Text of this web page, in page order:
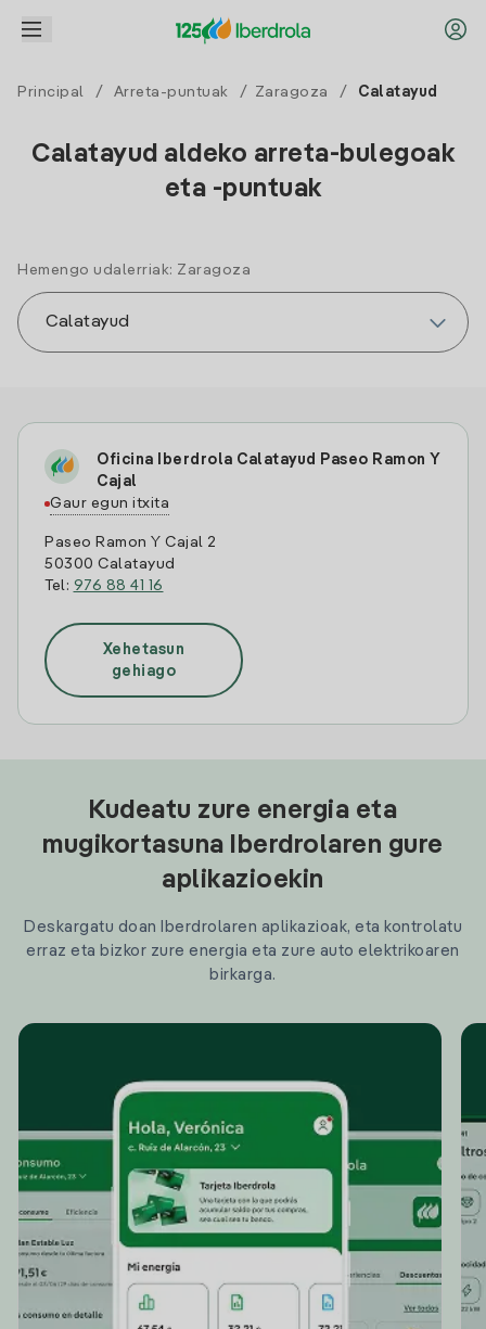
Principal / Arreta-puntuak / Zaragoza / Calatayud
Calatayud aldeko arreta-bulegoak
eta -puntuak
Hemengo udalerriak: Zaragoza
Oficina Iberdrola Calatayud Paseo Ramon Y
Cajal
Gaur egun itxita
Paseo Ramon Y Cajal 2
50300 Calatayud
Tel: 976 88 41 16
Xehetasun
gehiago
Kudeatu zure energia eta
mugikortasuna Iberdrolaren gure
aplikazioekin
Deskargatu doan Iberdrolaren aplikazioak, eta kontrolatu
erraz eta bizkor zure energia eta zure auto elektrikoaren
birkarga.